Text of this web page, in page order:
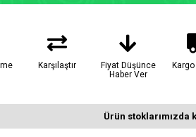
Karşılaştır
Fiyat Düşünce
Haber Ver
Ürün stoklarımızda